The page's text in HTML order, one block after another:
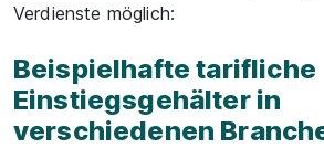
Verdienste möglich:
Beispielhafte tarifliche
Einstiegsgehälter in
verschiedenen